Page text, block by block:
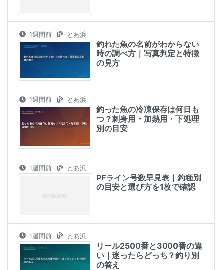
1週間前 とあ浜
釣れた魚の名前がわからない
時の調べ方｜写真判定と特徴
の見方
1週間前 とあ浜
釣った魚の冷凍保存は何日も
つ？刺身用・加熱用・下処理
別の目安
1週間前 とあ浜
PEライン号数早見表｜釣種別
の目安と選び方を1枚で確認
1週間前 とあ浜
リール2500番と3000番の違
い｜迷ったらどっち？釣り別
の答え